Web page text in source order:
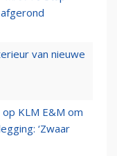
van nieuwe
KLM E&M om
‘Zwaar